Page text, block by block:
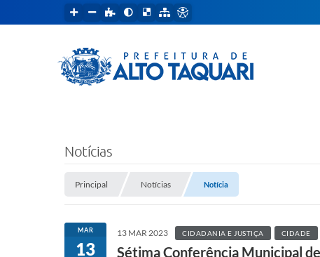
Notícias
Principal Notícias Notícia
MAR
13
13 MAR 2023 CIDADANIA E JUSTIÇA CIDADE
Sétima Conferência Municipal